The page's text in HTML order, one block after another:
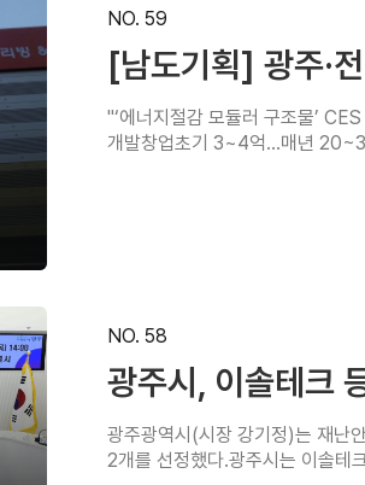
NO. 59
[남도기획] 광주·
"‘에너지절감 모듈러 구조물’
개발창업초기 3~4억...매년
NO. 58
광주시, 이솔테크
광주광역시(시장 강기정)는 재난
2개를 선정했다.광주시는 이솔테